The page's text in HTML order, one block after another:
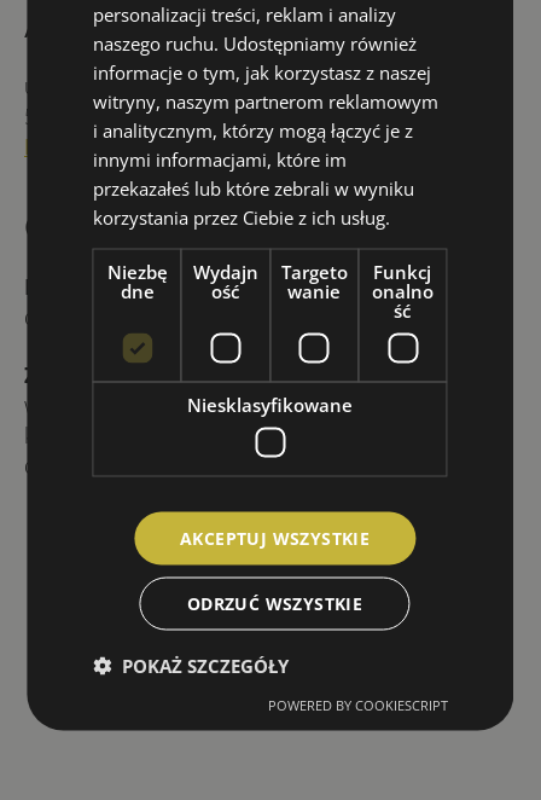
Adres
ul. Januszowicka 5
53-135 Wrocław
Budynek triQube, IV piętro
Godziny
Biuro szkołyczynne jest od poniedziałku
do piątku w godzinach
Zajęcia stacjonarne i onlineodbywają się
według indywidualnego harmonogramu dla
każdej osoby lub grupy od poniedziałku
do niedzieli w godzinach7:00-22:00
personalizacji treści, reklam i analizy
naszego ruchu. Udostępniamy również
informacje o tym, jak korzystasz z naszej
witryny, naszym partnerom reklamowym
i analitycznym, którzy mogą łączyć je z
innymi informacjami, które im
przekazałeś lub które zebrali w wyniku
korzystania przez Ciebie z ich usług.
Niezbę
dne
Wydajn
ość
Targeto
wanie
Funkcj
onalno
ść
Niesklasyfikowane
AKCEPTUJ WSZYSTKIE
ODRZUĆ WSZYSTKIE
POKAŻ SZCZEGÓŁY
POWERED BY COOKIESCRIPT